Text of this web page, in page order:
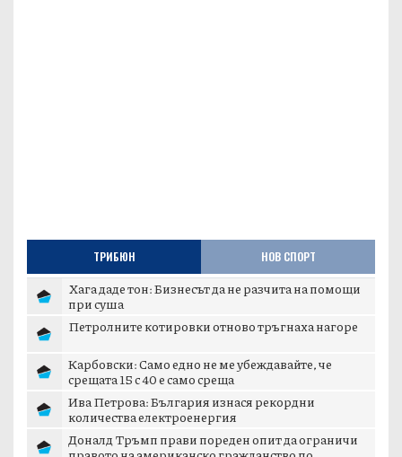
ТРИБЮН НОВ СПОРТ
Хага даде тон: Бизнесът да не разчита на помощи
при суша
Петролните котировки отново тръгнаха нагоре
Карбовски: Само едно не ме убеждавайте, че
срещата 15 с 40 е само среща
Ива Петрова: България изнася рекордни
количества електроенергия